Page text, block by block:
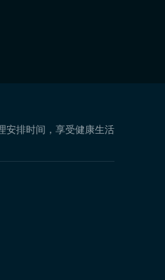
安排时间，享受健康生活